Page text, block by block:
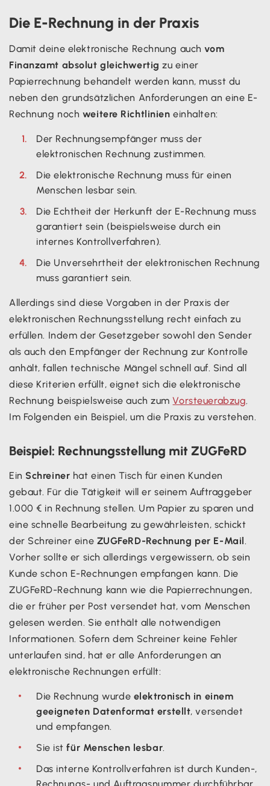
Die E-Rechnung in der Praxis
Damit deine elektronische Rechnung auchvom
Finanzamt absolut gleichwertig zu einer
Papierrechnung behandelt werden kann, musst du
neben den grundsätzlichen Anforderungen an eine E-
Rechnung noch weitere Richtlinien einhalten:
Der Rechnungsempfänger muss der
elektronischen Rechnung zustimmen.
Die elektronische Rechnung muss für einen
Menschen lesbar sein.
Die Echtheit der Herkunft der E-Rechnung muss
garantiert sein (beispielsweise durch ein
internes Kontrollverfahren).
Die Unversehrtheit der elektronischen Rechnung
muss garantiert sein.
Allerdings sind diese Vorgaben in der Praxis der
elektronischen Rechnungsstellung recht einfach zu
erfüllen. Indem der Gesetzgeber sowohl den Sender
als auch den Empfänger der Rechnung zur Kontrolle
anhält, fallen technische Mängel schnell auf. Sind all
diese Kriterien erfüllt, eignet sich die elektronische
Rechnung beispielsweise auch zumVorsteuerabzug.
Im Folgenden ein Beispiel, um die Praxis zu verstehen.
Beispiel: Rechnungsstellung mit ZUGFeRD
Ein Schreiner hat einen Tisch für einen Kunden
gebaut. Für die Tätigkeit will er seinem Auftraggeber
1.000 € in Rechnung stellen. Um Papier zu sparen und
eine schnelle Bearbeitung zu gewährleisten, schickt
der Schreiner eine ZUGFeRD-Rechnung per E-Mail.
Vorher sollte er sich allerdings vergewissern, ob sein
Kunde schon E-Rechnungen empfangen kann. Die
ZUGFeRD-Rechnung kann wie die Papierrechnungen,
die er früher per Post versendet hat, vom Menschen
gelesen werden. Sie enthält alle notwendigen
Informationen. Sofern dem Schreiner keine Fehler
unterlaufen sind, hat er alle Anforderungen an
elektronische Rechnungen erfüllt:
Die Rechnung wurde elektronisch in einem
geeigneten Datenformat erstellt, versendet
und empfangen.
Sie istfür Menschen lesbar.
Das interne Kontrollverfahren ist durch Kunden-,